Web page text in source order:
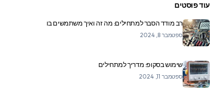
עוד פוסטים
רב מודד הסבר למתחילים: מה זה ואיך משתמשים בו
ספטמבר 8, 2024
שימוש בסקופ: מדריך למתחילים
ספטמבר 11, 2024